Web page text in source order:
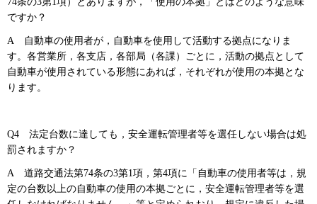
ですか？
A 自動車の使用者が，自動車を使用して活動する拠点になりま
す。各営業所，各支店，各部局（各課）ごとに，活動の拠点として
自動車が使用されている形態にあれば，それぞれが使用の本拠とな
ります。
Q4 法定台数に達しても，安全運転管理者等を選任しない場合は処
罰されますか？
A 道路交通法第74条の3第1項，第4項に「自動車の使用者等は，規
定の台数以上の自動車の使用の本拠ごとに，安全運転管理者等を選